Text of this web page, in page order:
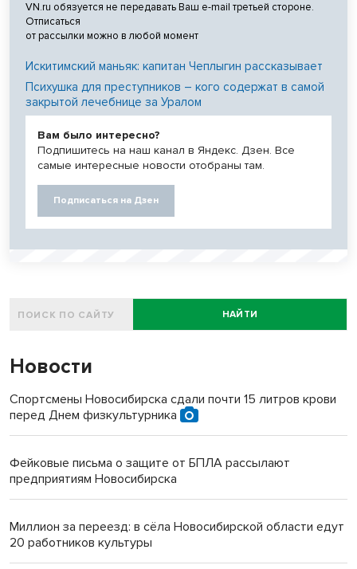
VN.ru обязуется не передавать Ваш e-mail третьей стороне.
Отписаться
от рассылки можно в любой момент
Искитимский маньяк: капитан Чеплыгин рассказывает
Психушка для преступников – кого содержат в самой
закрытой лечебнице за Уралом
Вам было интересно?
Подпишитесь на наш канал в Яндекс. Дзен. Все
самые интересные новости отобраны там.
Подписаться на Дзен
НАЙТИ
Новости
Спортсмены Новосибирска сдали почти 15 литров крови
перед Днем физкультурника
Фейковые письма о защите от БПЛА рассылают
предприятиям Новосибирска
Миллион за переезд: в сёла Новосибирской области едут
20 работников культуры